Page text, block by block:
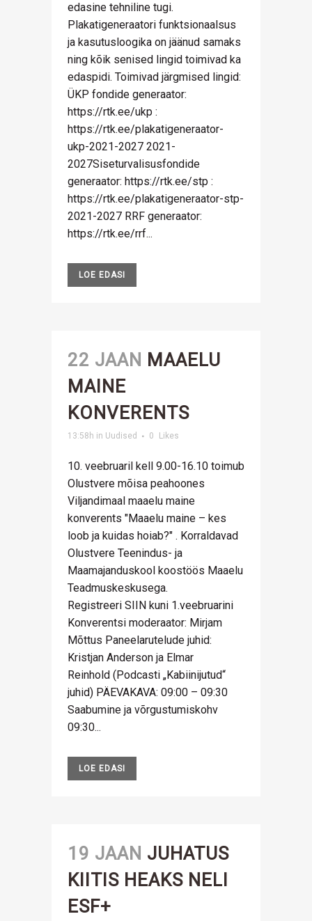
edasine tehniline tugi.
Plakatigeneraatori funktsionaalsus
ja kasutusloogika on jäänud samaks
ning kõik senised lingid toimivad ka
edaspidi. Toimivad järgmised lingid:
ÜKP fondide generaator:
https://rtk.ee/ukp :
https://rtk.ee/plakatigeneraator-
ukp-2021-2027 2021-
2027Siseturvalisusfondide
generaator: https://rtk.ee/stp :
https://rtk.ee/plakatigeneraator-stp-
2021-2027 RRF generaator:
https://rtk.ee/rrf...
LOE EDASI
22 JAAN MAAELU
MAINE
KONVERENTS
13:58h in Uudised 0 Likes
10. veebruaril kell 9.00-16.10 toimub
Olustvere mõisa peahoones
Viljandimaal maaelu maine
konverents "Maaelu maine – kes
loob ja kuidas hoiab?" . Korraldavad
Olustvere Teenindus- ja
Maamajanduskool koostöös Maaelu
Teadmuskeskusega.
Registreeri SIIN kuni 1.veebruarini
Konverentsi moderaator: Mirjam
Mõttus Paneelarutelude juhid:
Kristjan Anderson ja Elmar
Reinhold (Podcasti „Kabiinijutud“
juhid) PÄEVAKAVA: 09:00 – 09:30
Saabumine ja võrgustumiskohv
09:30...
LOE EDASI
19 JAAN JUHATUS
KIITIS HEAKS NELI
ESF+